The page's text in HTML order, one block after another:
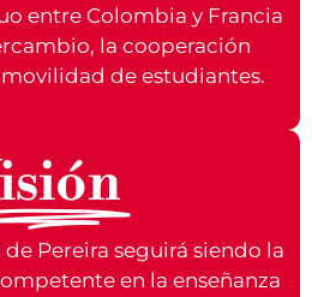
entre Colombia y Francia
la cooperación
de estudiantes.
de Pereira seguirá siendo la
en la enseñanza